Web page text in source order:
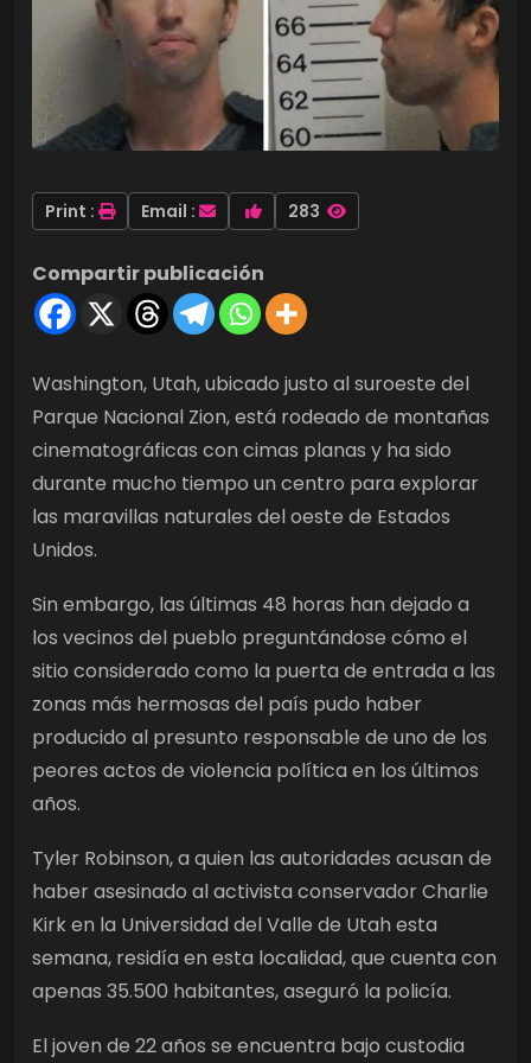
Print : Email : 283
Compartir publicación
Washington, Utah, ubicado justo al suroeste del
Parque Nacional Zion, está rodeado de montañas
cinematográficas con cimas planas y ha sido
durante mucho tiempo un centro para explorar
las maravillas naturales del oeste de Estados
Unidos.
Sin embargo, las últimas 48 horas han dejado a
los vecinos del pueblo preguntándose cómo el
sitio considerado como la puerta de entrada a las
zonas más hermosas del país pudo haber
producido al presunto responsable de uno de los
peores actos de violencia política en los últimos
años.
Tyler Robinson, a quien las autoridades acusan de
haber asesinado al activista conservador Charlie
Kirk en la Universidad del Valle de Utah esta
semana, residía en esta localidad, que cuenta con
apenas 35.500 habitantes, aseguró la policía.
El joven de 22 años se encuentra bajo custodia